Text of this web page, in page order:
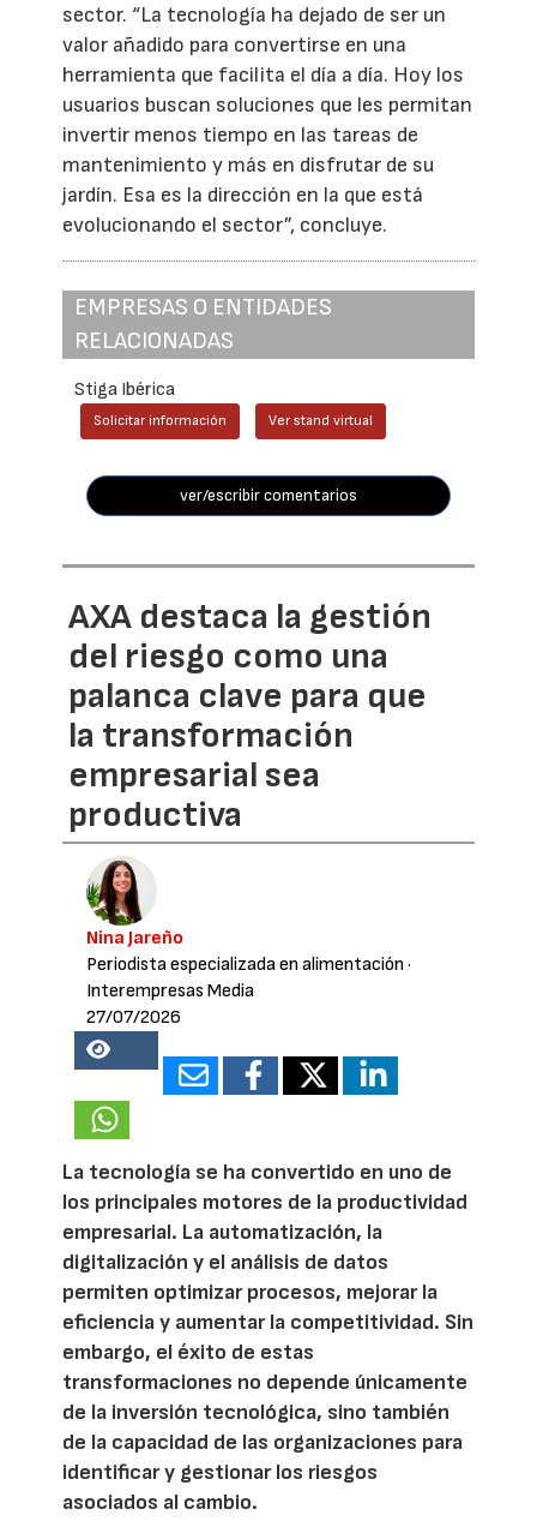
sector. “La tecnología ha dejado de ser un
valor añadido para convertirse en una
herramienta que facilita el día a día. Hoy los
usuarios buscan soluciones que les permitan
invertir menos tiempo en las tareas de
mantenimiento y más en disfrutar de su
jardín. Esa es la dirección en la que está
evolucionando el sector”, concluye.
EMPRESAS O ENTIDADES
RELACIONADAS
Stiga Ibérica
Solicitar información Ver stand virtual
ver/escribir comentarios
AXA destaca la gestión
del riesgo como una
palanca clave para que
la transformación
empresarial sea
productiva
Nina Jareño
Periodista especializada en alimentación ·
Interempresas Media
27/07/2026
18203
La tecnología se ha convertido en uno de
los principales motores de la productividad
empresarial. La automatización, la
digitalización y el análisis de datos
permiten optimizar procesos, mejorar la
eficiencia y aumentar la competitividad. Sin
embargo, el éxito de estas
transformaciones no depende únicamente
de la inversión tecnológica, sino también
de la capacidad de las organizaciones para
identificar y gestionar los riesgos
asociados al cambio.